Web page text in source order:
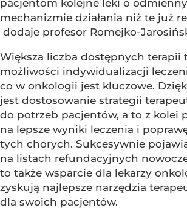
pacjentom kolejne leki o
mechanizmie działania niż te już
dodaje profesor Romejko-
Większa liczba dostępnych terapii
możliwości indywidualizacji
co w onkologii jest kluczowe.
jest dostosowanie strategii
do potrzeb pacjentów, a to z kolei
na lepsze wyniki leczenia i
tych chorych. Sukcesywnie
na listach refundacyjnych
to także wsparcie dla lekarzy
zyskują najlepsze narzędzia
dla swoich pacjentów.